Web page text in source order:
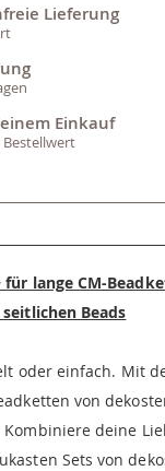
Lieferung
Einkauf
Bestellwert
für lange CM-
Beads
oder einfach. Mit
von
deine
Sets von